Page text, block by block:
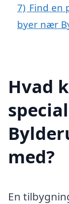
7) Find en
byer nær
Hvad
med?
En